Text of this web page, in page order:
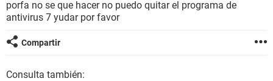
porfa no se que hacer no puedo quitar el programa de
antivirus 7 yudar por favor
Compartir
Consulta también: